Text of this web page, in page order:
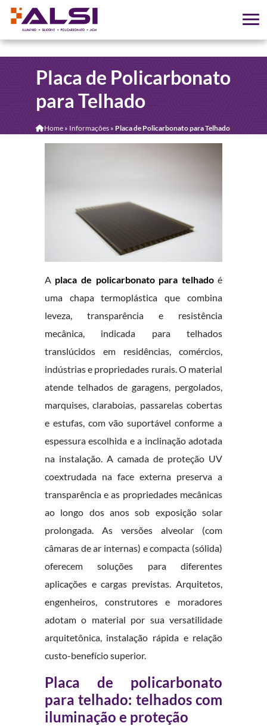
Placa de Policarbonato
para Telhado
Home» Informações » Placa de Policarbonato para Telhado
A placa de policarbonato para telhadoé
uma chapa termoplástica que combina
leveza, transparência e resistência
mecânica, indicada para telhados
translúcidos em residências, comércios,
indústrias e propriedades rurais. O material
atende telhados de garagens, pergolados,
marquises, claraboias, passarelas cobertas
e estufas, com vão suportável conforme a
espessura escolhida e a inclinação adotada
na instalação. A camada de proteção UV
coextrudada na face externa preserva a
transparência e as propriedades mecânicas
ao longo dos anos sob exposição solar
prolongada. As versões alveolar (com
câmaras de ar internas) e compacta (sólida)
oferecem soluções para diferentes
aplicações e cargas previstas. Arquitetos,
engenheiros, construtores e moradores
adotam o material por sua versatilidade
arquitetônica, instalação rápida e relação
custo-benefício superior.
Placa de policarbonato
para telhado: telhados com
iluminação e proteção